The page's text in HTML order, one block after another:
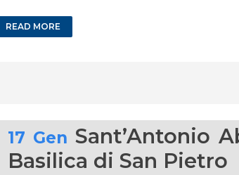
READ MORE
17 Gen Sant’Antonio
Basilica di San Pietro